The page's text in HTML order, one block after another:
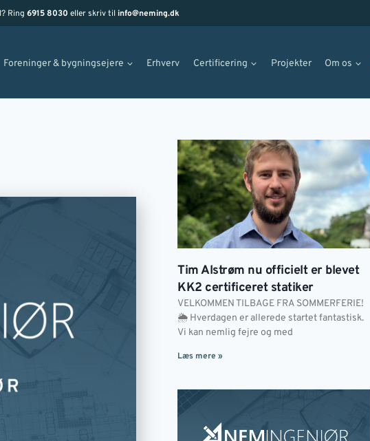
Ring 6915 8030 eller skriv til info@neming.dk
Foreninger & bygningsejere Erhverv Certificering Projekter Om os
Tim Alstrøm nu officielt er blevet
KK2 certificeret statiker
VELKOMMEN TILBAGE FRA SOMMERFERIE!
🌦 Hverdagen er allerede startet fantastisk.
Vi kan nemlig fejre og med
Læs mere »